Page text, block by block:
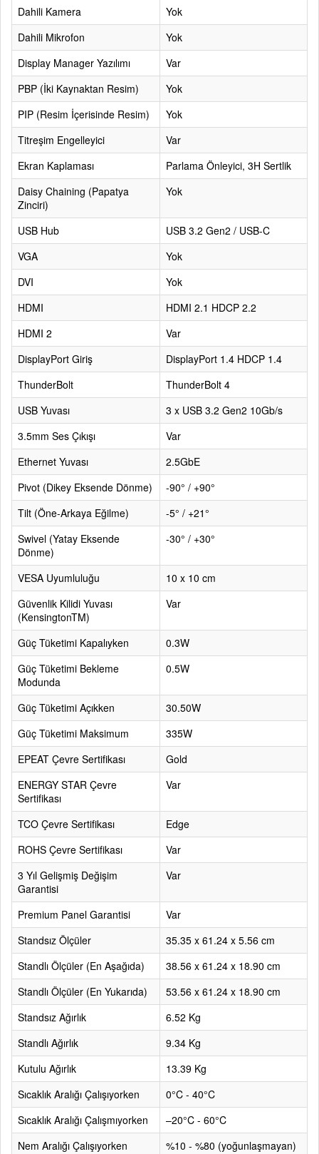
Dahili Kamera
Yok
Dahili Mikrofon
Yok
Display Manager Yazılımı
Var
PBP (İki Kaynaktan Resim)
Yok
PIP (Resim İçerisinde Resim)
Yok
Titreşim Engelleyici
Var
Ekran Kaplaması
Parlama Önleyici, 3H Sertlik
Daisy Chaining (Papatya
Zinciri)
Yok
USB Hub
USB 3.2 Gen2 / USB-C
VGA
Yok
DVI
Yok
HDMI
HDMI 2.1 HDCP 2.2
HDMI 2
Var
DisplayPort Giriş
DisplayPort 1.4 HDCP 1.4
ThunderBolt
ThunderBolt 4
USB Yuvası
3 x USB 3.2 Gen2 10Gb/s
3.5mm Ses Çıkışı
Var
Ethernet Yuvası
2.5GbE
Pivot (Dikey Eksende Dönme)
-90° / +90°
Tilt (Öne-Arkaya Eğilme)
-5° / +21°
Swivel (Yatay Eksende
Dönme)
-30° / +30°
VESA Uyumluluğu
10 x 10 cm
Güvenlik Kilidi Yuvası
(KensingtonTM)
Var
Güç Tüketimi Kapalıyken
0.3W
Güç Tüketimi Bekleme
Modunda
0.5W
Güç Tüketimi Açıkken
30.50W
Güç Tüketimi Maksimum
335W
EPEAT Çevre Sertifikası
Gold
ENERGY STAR Çevre
Sertifikası
Var
TCO Çevre Sertifikası
Edge
ROHS Çevre Sertifikası
Var
3 Yıl Gelişmiş Değişim
Garantisi
Var
Premium Panel Garantisi
Var
Standsız Ölçüler
35.35 x 61.24 x 5.56 cm
Standlı Ölçüler (En Aşağıda)
38.56 x 61.24 x 18.90 cm
Standlı Ölçüler (En Yukarıda)
53.56 x 61.24 x 18.90 cm
Standsız Ağırlık
6.52 Kg
Standlı Ağırlık
9.34 Kg
Kutulu Ağırlık
13.39 Kg
Sıcaklık Aralığı Çalışıyorken
0°C - 40°C
Sıcaklık Aralığı Çalışmıyorken
–20°C - 60°C
Nem Aralığı Çalışıyorken
%10 - %80 (yoğunlaşmayan)